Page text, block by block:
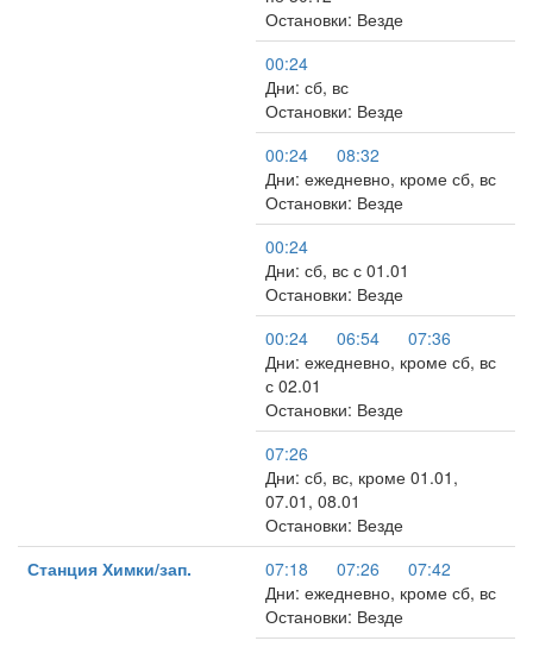
Остановки: Везде
00:24
Дни: сб, вс
Остановки: Везде
00:24
08:32
Дни: ежедневно, кроме сб, вс
Остановки: Везде
00:24
Дни: сб, вс с 01.01
Остановки: Везде
00:24
06:54
07:36
Дни: ежедневно, кроме сб, вс
с 02.01
Остановки: Везде
07:26
Дни: сб, вс, кроме 01.01,
07.01, 08.01
Остановки: Везде
Станция Химки/зап.
07:18 07:26
07:42
Дни: ежедневно, кроме сб, вс
Остановки: Везде